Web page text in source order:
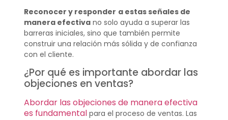
Reconocer y responder a estas señales de
manera efectivano solo ayuda a superar las
barreras iniciales, sino que también permite
construir una relación más sólida y de confianza
con el cliente.
¿Por qué es importante abordar las
objeciones en ventas?
Abordar las objeciones de manera efectiva
es fundamentalpara el proceso de ventas. Las